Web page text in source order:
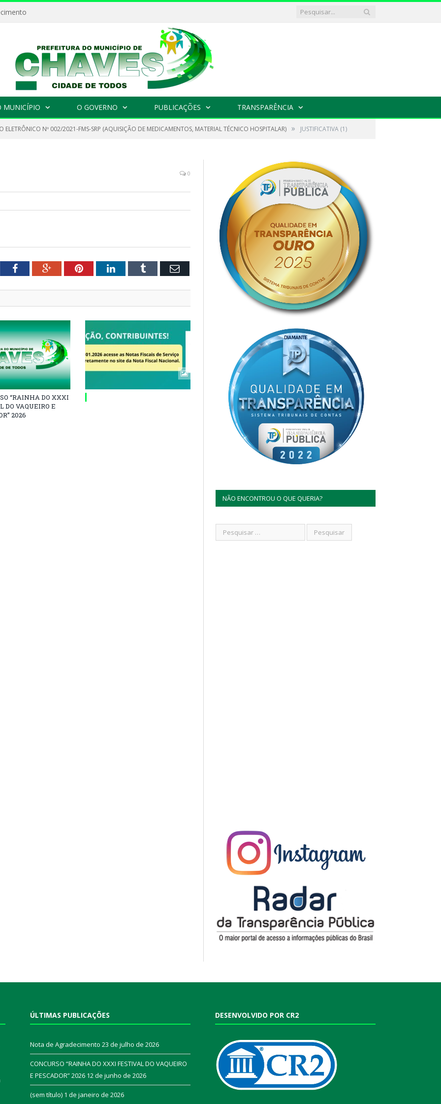
MUNICÍPIO O GOVERNO PUBLICAÇÕES TRANSPARÊNCIA
ELETRÔNICO Nº 002/2021-FMS-SRP (AQUISIÇÃO DE MEDICAMENTOS, MATERIAL TÉCNICO HOSPITALAR) » JUSTIFICATIVA (1)
0
FacebookGoogle+PinterestLinkedInTumblr Email
“RAINHA DO XXXI
DO VAQUEIRO E
2026
NÃO ENCONTROU O QUE QUERIA?
ÚLTIMAS PUBLICAÇÕES
Nota de Agradecimento 23 de julho de 2026
CONCURSO “RAINHA DO XXXI FESTIVAL DO VAQUEIRO
E PESCADOR” 2026 12 de junho de 2026
(sem título) 1 de janeiro de 2026
DESENVOLVIDO POR CR2